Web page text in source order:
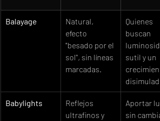
Balayage
Natural,
efecto
"besado por el
sol", sin líneas
marcadas.
Quienes
buscan
sutil y un
Babylights
Reflejos
ultrafinos y
Aportar luz
sin